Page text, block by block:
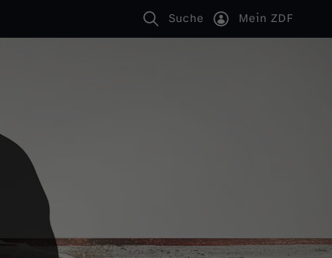
Suche Mein ZDF